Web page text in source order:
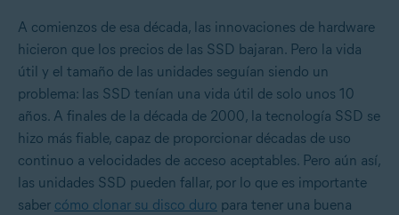
A comienzos de esa década, las innovaciones de hardware
hicieron que los precios de las SSD bajaran. Pero la vida
útil y el tamaño de las unidades seguían siendo un
problema: las SSD tenían una vida útil de solo unos 10
años. A finales de la década de 2000, la tecnología SSD se
hizo más fiable, capaz de proporcionar décadas de uso
continuo a velocidades de acceso aceptables. Pero aún así,
las unidades SSD pueden fallar, por lo que es importante
saber cómo clonar su disco duro para tener una buena